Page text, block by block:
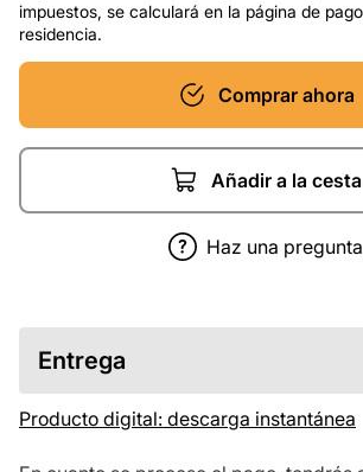
impuestos, se calculará en la página de
residencia.
Comprar ahora
Añadir a la cesta
Haz una pregunta
Entrega
Producto digital: descarga instantánea